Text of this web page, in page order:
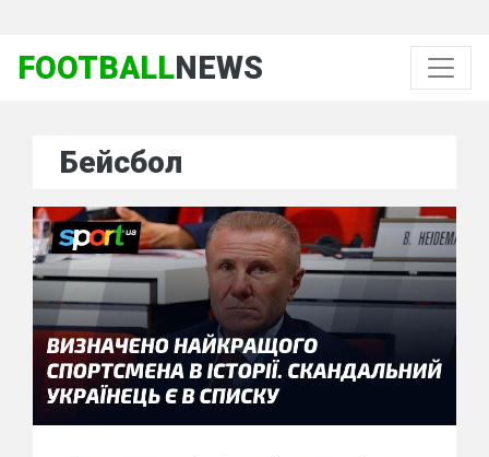
FOOTBALLNEWS
Бейсбол